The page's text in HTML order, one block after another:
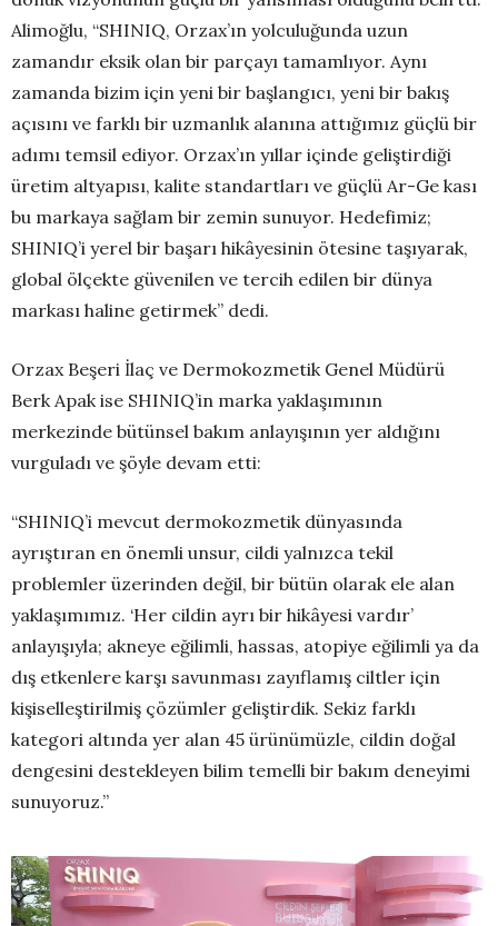
Alimoğlu, “SHINIQ, Orzax’ın yolculuğunda uzun
zamandır eksik olan bir parçayı tamamlıyor. Aynı
zamanda bizim için yeni bir başlangıcı, yeni bir bakış
açısını ve farklı bir uzmanlık alanına attığımız güçlü bir
adımı temsil ediyor. Orzax’ın yıllar içinde geliştirdiği
üretim altyapısı, kalite standartları ve güçlü Ar-Ge kası
bu markaya sağlam bir zemin sunuyor. Hedefimiz;
SHINIQ’i yerel bir başarı hikâyesinin ötesine taşıyarak,
global ölçekte güvenilen ve tercih edilen bir dünya
markası haline getirmek” dedi.
Orzax Beşeri İlaç ve Dermokozmetik Genel Müdürü
Berk Apak ise SHINIQ’in marka yaklaşımının
merkezinde bütünsel bakım anlayışının yer aldığını
vurguladı ve şöyle devam etti:
“SHINIQ’i mevcut dermokozmetik dünyasında
ayrıştıran en önemli unsur, cildi yalnızca tekil
problemler üzerinden değil, bir bütün olarak ele alan
yaklaşımımız. ‘Her cildin ayrı bir hikâyesi vardır’
anlayışıyla; akneye eğilimli, hassas, atopiye eğilimli ya da
dış etkenlere karşı savunması zayıflamış ciltler için
kişiselleştirilmiş çözümler geliştirdik. Sekiz farklı
kategori altında yer alan 45 ürünümüzle, cildin doğal
dengesini destekleyen bilim temelli bir bakım deneyimi
sunuyoruz.”